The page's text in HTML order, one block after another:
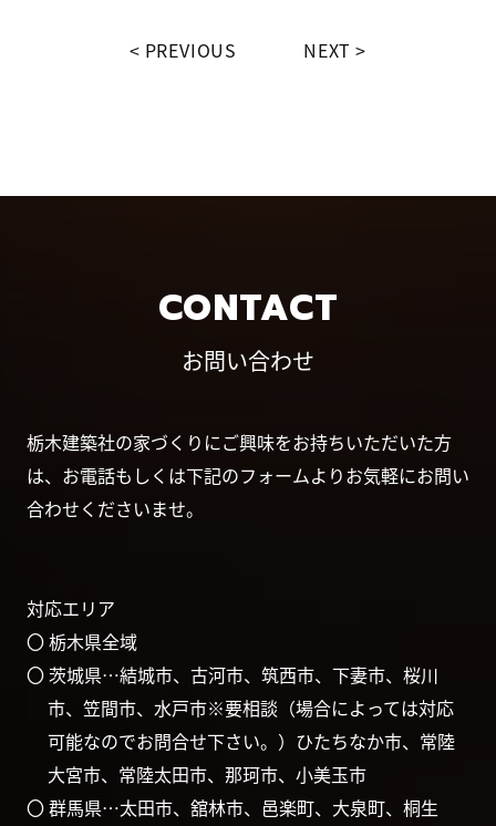
PREVIOUS NEXT
CONTACT
お問い合わせ
栃木建築社の家づくりにご興味をお持ちいただいた方
は、お電話もしくは下記のフォームよりお気軽にお問い
合わせくださいませ。
対応エリア
〇 栃木県全域
〇 茨城県…結城市、古河市、筑西市、下妻市、桜川
市、笠間市、水戸市※要相談（場合によっては対応
可能なのでお問合せ下さい。）ひたちなか市、常陸
大宮市、常陸太田市、那珂市、小美玉市
〇 群馬県…太田市、舘林市、邑楽町、大泉町、桐生